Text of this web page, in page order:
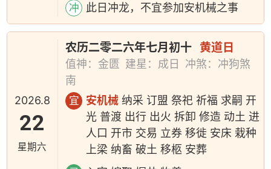
冲 此日冲龙，不宜参加安机械之事
2026.8
22
星期六
农历二零二六年七月初十 黄道日
值神：金匮 建星：成日
冲煞：冲狗煞
南
宜 安机械 纳采 订盟 祭祀 祈福 求嗣 开
光 普渡 出行 出火 拆卸 修造 动土 进
人口 开市 交易 立券 移徙 安床 栽种
上梁 纳畜 破土 移柩 安葬